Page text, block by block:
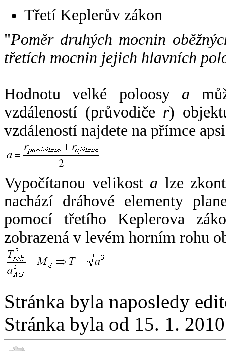
Třetí Keplerův zákon
"Poměr druhých mocnin
třetích mocnin jejich hlavních
Hodnotu velké poloosy a
vzdáleností (průvodiče r)
vzdáleností najdete na přímce
Vypočítanou velikost a lze
nachází dráhové elementy
pomocí třetího Keplerova
zobrazená v levém horním rohu
Stránka byla naposledy
Stránka byla od 15. 1.